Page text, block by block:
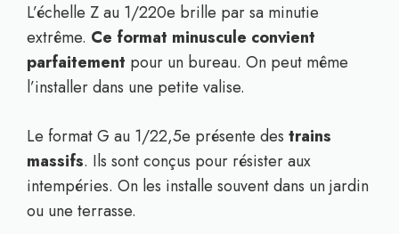
L’échelle Z au 1/220e brille par sa minutie
extrême. Ce format minuscule convient
parfaitement pour un bureau. On peut même
l’installer dans une petite valise.
Le format G au 1/22,5e présente des trains
massifs. Ils sont conçus pour résister aux
intempéries. On les installe souvent dans un jardin
ou une terrasse.